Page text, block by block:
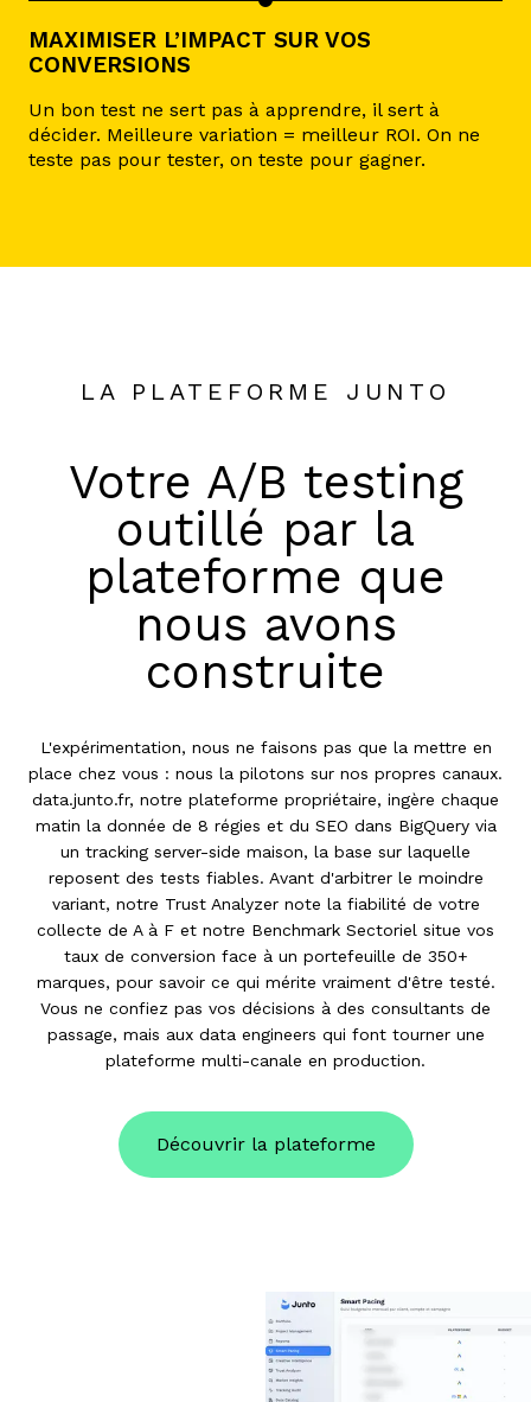
MAXIMISER L’IMPACT SUR VOS
CONVERSIONS
Un bon test ne sert pas à apprendre, il sert à
décider. Meilleure variation = meilleur ROI. On ne
teste pas pour tester, on teste pour gagner.
LA PLATEFORME JUNTO
Votre A/B testing
outillé par la
plateforme que
nous avons
construite
L'expérimentation, nous ne faisons pas que la mettre en
place chez vous : nous la pilotons sur nos propres canaux.
data.junto.fr, notre plateforme propriétaire, ingère chaque
matin la donnée de 8 régies et du SEO dans BigQuery via
un tracking server-side maison, la base sur laquelle
reposent des tests fiables. Avant d'arbitrer le moindre
variant, notre Trust Analyzer note la fiabilité de votre
collecte de A à F et notre Benchmark Sectoriel situe vos
taux de conversion face à un portefeuille de 350+
marques, pour savoir ce qui mérite vraiment d'être testé.
Vous ne confiez pas vos décisions à des consultants de
passage, mais aux data engineers qui font tourner une
plateforme multi-canale en production.
Découvrir la plateforme